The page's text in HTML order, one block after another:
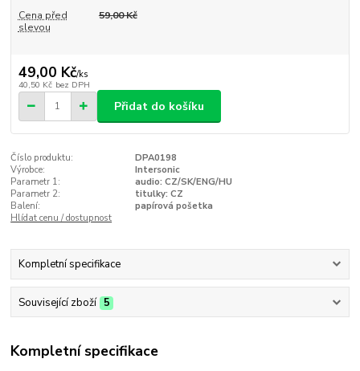
Cena před
slevou
59,00 Kč
49,00 Kč/ks
40,50 Kč bez DPH
Přidat do košíku
Číslo produktu:
DPA0198
Výrobce:
Intersonic
Parametr 1:
audio: CZ/SK/ENG/HU
Parametr 2:
titulky: CZ
Balení:
papírová pošetka
Hlídat cenu / dostupnost
Kompletní specifikace
Související zboží 5
Kompletní specifikace